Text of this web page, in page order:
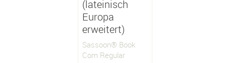
(lateinisch
Europa
erweitert)
Sassoon® Book
Com Regular